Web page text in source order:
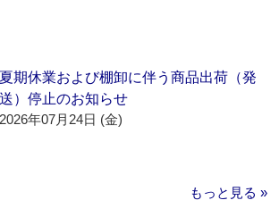
夏期休業および棚卸に伴う商品出荷（発
送）停止のお知らせ
2026年07月24日 (金)
もっと見る »